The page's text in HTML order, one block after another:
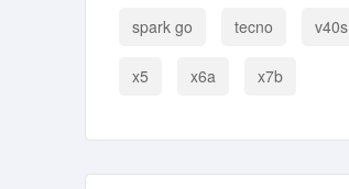
spark go tecno v40s
x5 x6a x7b